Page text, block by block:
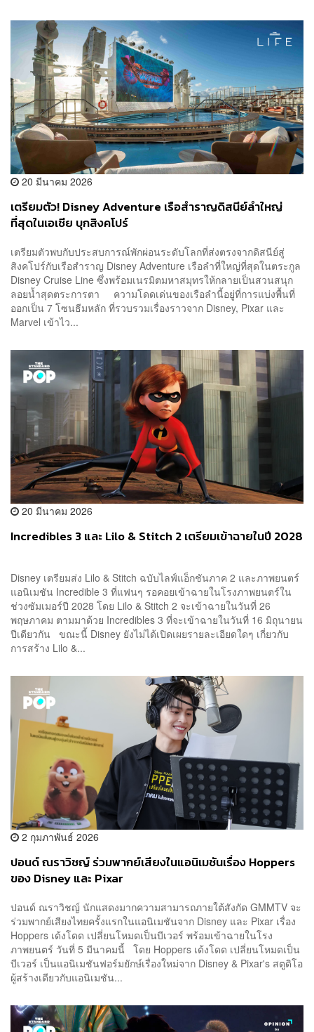
20 มีนาคม 2026
เตรียมตัว! Disney Adventure เรือสำราญดิสนีย์ลำใหญ่
ที่สุดในเอเชีย บุกสิงคโปร์
เตรียมตัวพบกับประสบการณ์พักผ่อนระดับโลกที่ส่งตรงจากดิสนีย์สู่
สิงคโปร์กับเรือสำราญ Disney Adventure เรือลำที่ใหญ่ที่สุดในตระกูล
Disney Cruise Line ซึ่งพร้อมเนรมิตมหาสมุทรให้กลายเป็นสวนสนุก
ลอยน้ำสุดตระการตา ความโดดเด่นของเรือลำนี้อยู่ที่การแบ่งพื้นที่
ออกเป็น 7 โซนธีมหลัก ที่รวบรวมเรื่องราวจาก Disney, Pixar และ
Marvel เข้าไว...
20 มีนาคม 2026
Incredibles 3 และ Lilo & Stitch 2 เตรียมเข้าฉายในปี 2028
Disney เตรียมส่ง Lilo & Stitch ฉบับไลฟ์แอ็กชันภาค 2 และภาพยนตร์
แอนิเมชัน Incredible 3 ที่แฟนๆ รอคอยเข้าฉายในโรงภาพยนตร์ใน
ช่วงซัมเมอร์ปี 2028 โดย Lilo & Stitch 2 จะเข้าฉายในวันที่ 26
พฤษภาคม ตามมาด้วย Incredibles 3 ที่จะเข้าฉายในวันที่ 16 มิถุนายน
ปีเดียวกัน ขณะนี้ Disney ยังไม่ได้เปิดเผยรายละเอียดใดๆ เกี่ยวกับ
การสร้าง Lilo &...
2 กุมภาพันธ์ 2026
ปอนด์ ณราวิชญ์ ร่วมพากย์เสียงในแอนิเมชันเรื่อง Hoppers
ของ Disney และ Pixar
ปอนด์ ณราวิชญ์ นักแสดงมากความสามารถภายใต้สังกัด GMMTV จะ
ร่วมพากย์เสียงไทยครั้งแรกในแอนิเมชันจาก Disney และ Pixar เรื่อง
Hoppers เด้งโดด เปลี่ยนโหมดเป็นบีเวอร์ พร้อมเข้าฉายในโรง
ภาพยนตร์ วันที่ 5 มีนาคมนี้ โดย Hoppers เด้งโดด เปลี่ยนโหมดเป็น
บีเวอร์ เป็นแอนิเมชันฟอร์มยักษ์เรื่องใหม่จาก Disney & Pixar's สตูดิโอ
ผู้สร้างเดียวกับแอนิเมชัน...